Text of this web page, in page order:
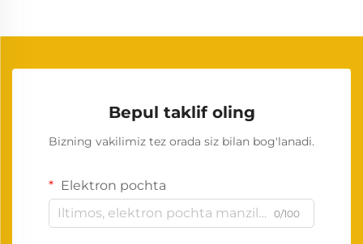
Bepul taklif oling
Bizning vakilimiz tez orada siz bilan bog'lanadi.
Elektron pochta
0/100